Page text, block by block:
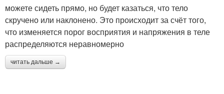
можете сидеть прямо, но будет казаться, что тело
скручено или наклонено. Это происходит за счёт того,
что изменяется порог восприятия и напряжения в теле
распределяются неравномерно
читать дальше →